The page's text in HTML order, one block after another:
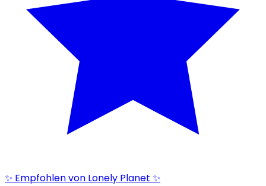
✨ Empfohlen von Lonely Planet ✨